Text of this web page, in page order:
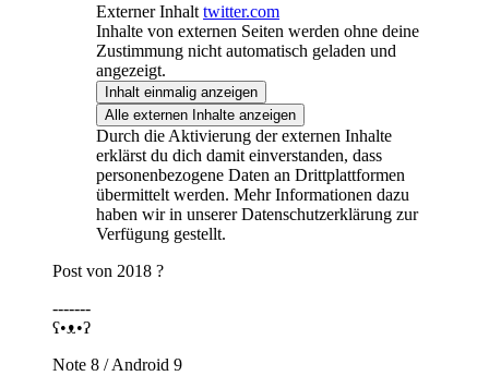
Externer Inhalt twitter.com
Inhalte von externen Seiten werden ohne deine
Zustimmung nicht automatisch geladen und
angezeigt.
Inhalt einmalig anzeigen
Alle externen Inhalte anzeigen
Durch die Aktivierung der externen Inhalte
erklärst du dich damit einverstanden, dass
personenbezogene Daten an Drittplattformen
übermittelt werden. Mehr Informationen dazu
haben wir in unserer Datenschutzerklärung zur
Verfügung gestellt.
Post von 2018 ?
-------
ʕ•ᴥ•ʔ
Note 8 / Android 9